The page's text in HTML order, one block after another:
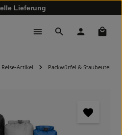
Lieferung
Reise-Artikel Packwürfel & Staubeutel